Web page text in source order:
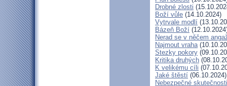
Drobné zlosti
Boží vůle (14.10.2024)
Vytrvale modlí
Bázeň Boží
Nerad se v něčem
Najmout vraha
Stezky pokory
Kritika druhých
K velikému cíli
Jaké štěstí (06.10.2024)
Nebezpečné skutečnosti